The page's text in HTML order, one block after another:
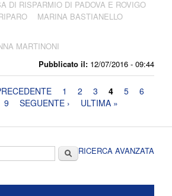
Pubblicato il: 12/07/2016 - 09:44
DI RISPARMIO DI PADOVA E ROVIGO
MARINA BASTIANELLO
MARTINONI
1 2 3 4 5
6
9 SEGUENTE › ULTIMA »
CercaRICERCA AVANZATA